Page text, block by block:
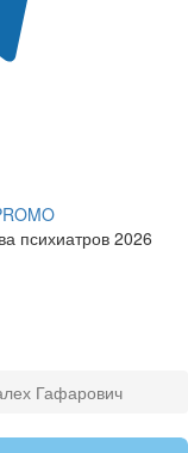
психиатров 2026
Гафарович